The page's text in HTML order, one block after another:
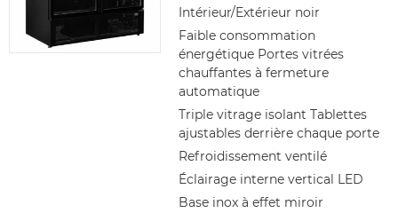
Intérieur/Extérieur noir
Faible consommation
énergétique Portes vitrées
chauffantes à fermeture
automatique
Triple vitrage isolant Tablettes
ajustables derrière chaque porte
Refroidissement ventilé
Éclairage interne vertical LED
Base inox à effet miroir